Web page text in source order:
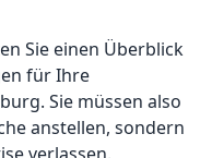
Sie einen Überblick
für Ihre
Sie müssen also
anstellen, sondern